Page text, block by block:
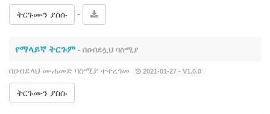
ትርጉሙን ያስሱ -
የማላይኛ ትርጉም- በዐብደሏህ ባስሚያ
በዐብደላህ ሙሐመድ ባስሚያ ተተረጎመ 2021-01-27 - V1.0.0
ትርጉሙን ያስሱ